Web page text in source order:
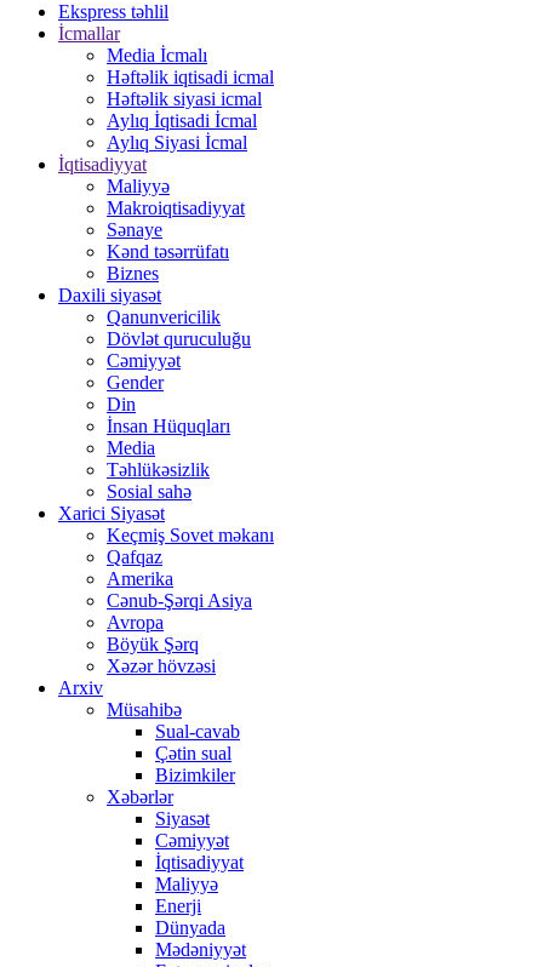
Ekspress təhlil
İcmallar
Media İcmalı
Həftəlik iqtisadi icmal
Həftəlik siyasi icmal
Aylıq İqtisadi İcmal
Aylıq Siyasi İcmal
İqtisadiyyat
Maliyyə
Makroiqtisadiyyat
Sənaye
Kənd təsərrüfatı
Biznes
Daxili siyasət
Qanunvericilik
Dövlət quruculuğu
Cəmiyyət
Gender
Din
İnsan Hüquqları
Media
Təhlükəsizlik
Sosial sahə
Xarici Siyasət
Keçmiş Sovet məkanı
Qafqaz
Amerika
Cənub-Şərqi Asiya
Avropa
Böyük Şərq
Xəzər hövzəsi
Arxiv
Müsahibə
Sual-cavab
Çətin sual
Bizimkiler
Xəbərlər
Siyasət
Cəmiyyət
İqtisadiyyat
Maliyyə
Enerji
Dünyada
Mədəniyyət